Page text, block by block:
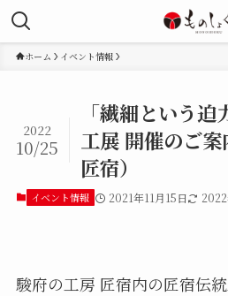
ホーム イベント情報
「繊細という
工展 開催のご
匠宿）
2022
10/25
イベント情報 2021年11月15日
駿府の工房 匠宿内の匠宿伝